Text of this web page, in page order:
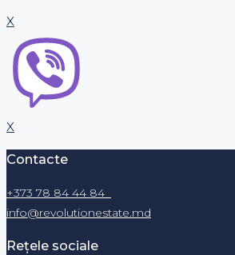
X
X
Contacte
+373 78 84 44 84
info@revolutionestate.md
Rețele sociale